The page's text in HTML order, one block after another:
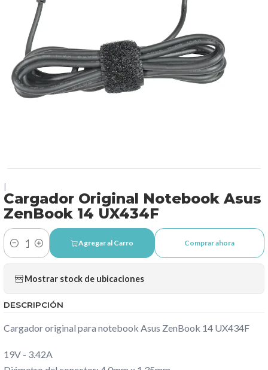
Cargador Original Notebook Asus
ZenBook 14 UX434F
Cantidad
Agregar al Carro Comprar ahora
Mostrar stock de ubicaciones
DESCRIPCIÓN
Cargador original para notebook Asus ZenBook 14 UX434F
19V - 3.42A